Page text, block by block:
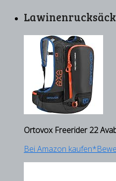
Ortovox Freerider 22
Bei Amazon kaufen*